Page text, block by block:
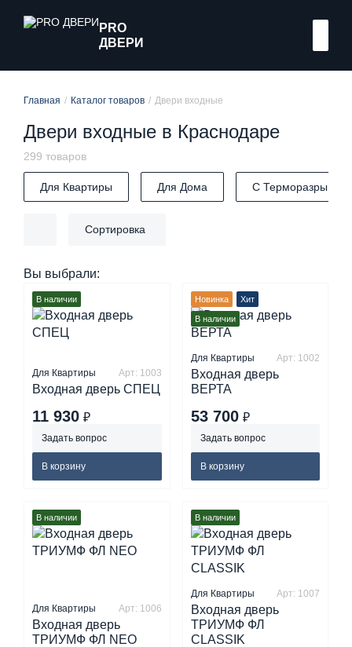
PRO
ДВЕРИ
Главная Каталог товаров Двери входные
Двери входные в Краснодаре
299 товаров
Для Квартиры Для Дома С Терморазрывом
Сортировка
Вы выбрали:
В наличии
Для Квартиры Арт: 1003
Входная дверь СПЕЦ
11 930 ₽
Задать вопрос
В корзину
Новинка Хит
В наличии
Для Квартиры Арт: 1002
Входная дверь
ВЕРТА
53 700 ₽
Задать вопрос
В корзину
В наличии
Для Квартиры Арт: 1006
Входная дверь
ТРИУМФ ФЛ NEO
В наличии
Для Квартиры Арт: 1007
Входная дверь
ТРИУМФ ФЛ
CLASSIK